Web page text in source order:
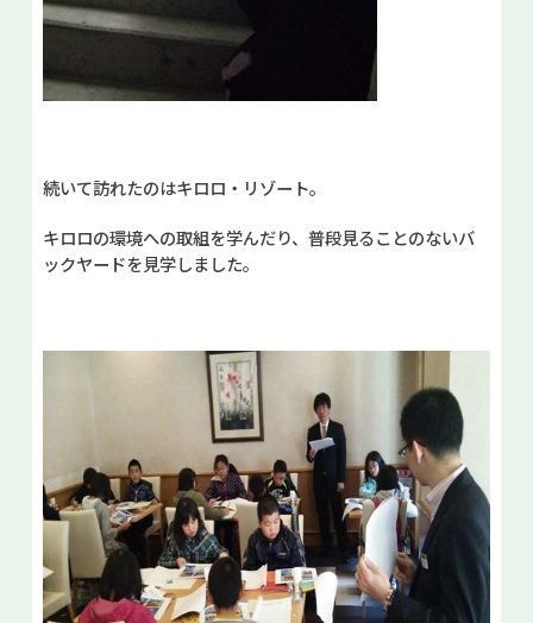
続いて訪れたのはキロロ・リゾート。
キロロの環境への取組を学んだり、普段見ることのないバ
ックヤードを見学しました。